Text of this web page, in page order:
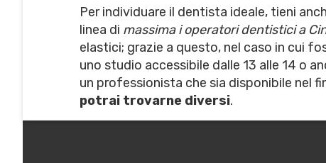
Per individuare il dentista ideale, tieni
linea di massima i operatori dentistici a
elastici; grazie a questo, nel caso in cui
uno studio accessibile dalle 13 alle 14 o
un professionista che sia disponibile nel
potrai trovarne diversi.